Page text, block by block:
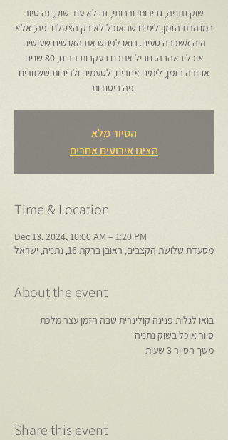
שוק נתניה, גבירותי ורבותי, זה לא עוד שוק, זה סיור
במנהרת הזמן, לימים שהאוכל לא רק הצטלם יפה, אלא
היה אשכרה טעים. בואו לפגוש את האנשים שעושים
אוכל באהבה. נוביל אתכם בעקבות הריח, 80 שנים
אחורה בזמן, לימים אחרים, לטעמים ולריחות ששזורים
הסיור מלא
הציגו אירועים אחרים
Time & Location
Dec 13, 2024, 10:00 AM – 1:20 PM
מסעדת שלושת הקצבים, ראובן ברקת 16, נתניה, ישראל
About the event
בואו לגלות פנינה קולינרית שבה הזמן עצר מלכת
סיור אוכל בשוק נתניה
משך הסיור 3 שעות
Share this event